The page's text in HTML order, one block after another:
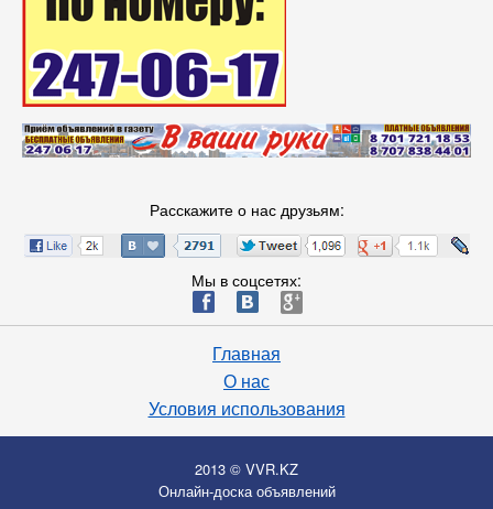
Расскажите о нас друзьям:
Мы в соцсетях:
ä æ è
Главная
О нас
Условия использования
2013 © VVR.KZ
Онлайн-доска объявлений